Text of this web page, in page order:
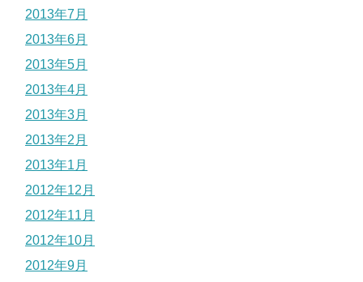
2013年7月
2013年6月
2013年5月
2013年4月
2013年3月
2013年2月
2013年1月
2012年12月
2012年11月
2012年10月
2012年9月